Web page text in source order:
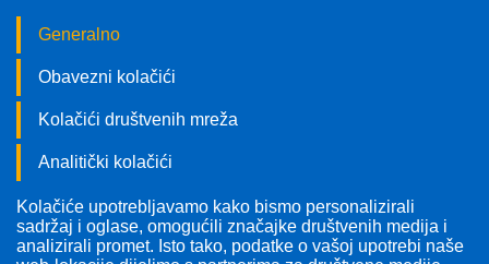
Pratite nas!
Generalno
Obavezni kolačići
Kolačići društvenih mreža
Analitički kolačići
Kolačiće upotrebljavamo kako bismo personalizirali
sadržaj i oglase, omogućili značajke društvenih medija i
analizirali promet. Isto tako, podatke o vašoj upotrebi naše